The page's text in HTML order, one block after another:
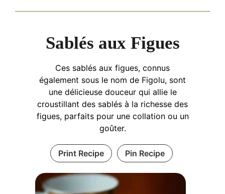
Sablés aux Figues
Ces sablés aux figues, connus
également sous le nom de Figolu, sont
une délicieuse douceur qui allie le
croustillant des sablés à la richesse des
figues, parfaits pour une collation ou un
goûter.
Print Recipe Pin Recipe